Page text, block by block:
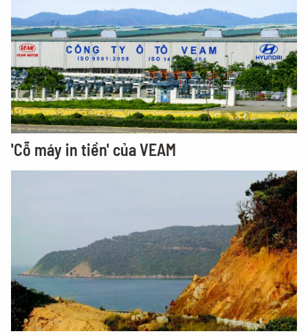
'Cỗ máy in tiền' của VEAM